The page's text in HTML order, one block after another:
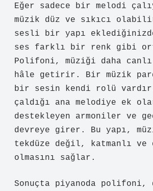
Eğer sadece bir melodi
müzik düz ve sıkıcı
sesli bir yapı
ses farklı bir renk gibi
Polifoni, müziği daha canlı
hâle getirir. Bir müzik
bir sesin kendi rolü
çaldığı ana melodiye ek
destekleyen armoniler ve
devreye girer. Bu yapı,
tekdüze değil, katmanlı
olmasını sağlar.
Sonuçta piyanoda